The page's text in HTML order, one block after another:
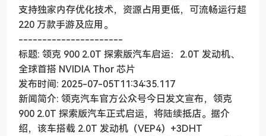
支持独家内存优化技术，资源占用更低，可流畅运行超
220 万款手游及应用。
----------------------
标题: 领克 900 2.0T 探索版汽车启运：2.0T 发动机、
全球首搭 NVIDIA Thor 芯片
发布时间: 2025-07-05T11:34:35.117
新闻简介: 领克汽车官方公众号今日发文宣布，领克
900 2.0T 探索版汽车正式启运，将陆续抵店。据介
绍，该车搭载 2.0T 发动机（VEP4）+3DHT